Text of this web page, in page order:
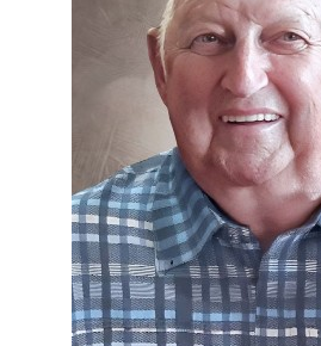
Le Soleil
Le Droit
La Tribune
Le Nouvelliste
Le Quotidien
La Voix de l'Est